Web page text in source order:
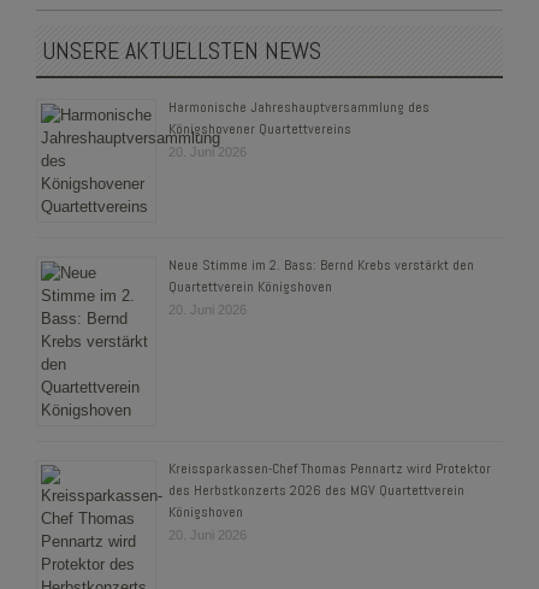
UNSERE AKTUELLSTEN NEWS
Harmonische Jahreshauptversammlung des
Königshovener Quartettvereins
20. Juni 2026
Neue Stimme im 2. Bass: Bernd Krebs verstärkt den
Quartettverein Königshoven
20. Juni 2026
Kreissparkassen-Chef Thomas Pennartz wird Protektor
des Herbstkonzerts 2026 des MGV Quartettverein
Königshoven
20. Juni 2026